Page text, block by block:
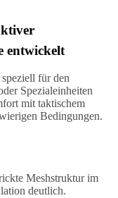
entwickelt
für den
Spezialeinheiten
mit taktischem
Bedingungen.
Meshstruktur im
deutlich.